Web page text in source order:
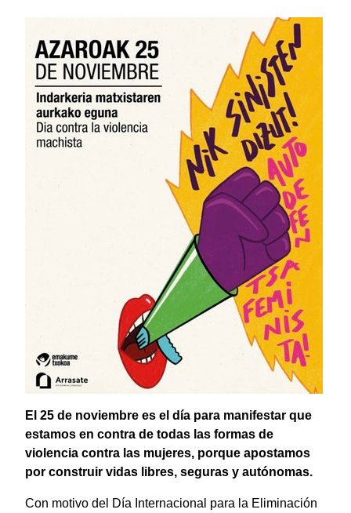
El 25 de noviembre es el día para manifestar que
estamos en contra de todas las formas de
violencia contra las mujeres, porque apostamos
por construir vidas libres, seguras y autónomas.
Con motivo del Día Internacional para la Eliminación